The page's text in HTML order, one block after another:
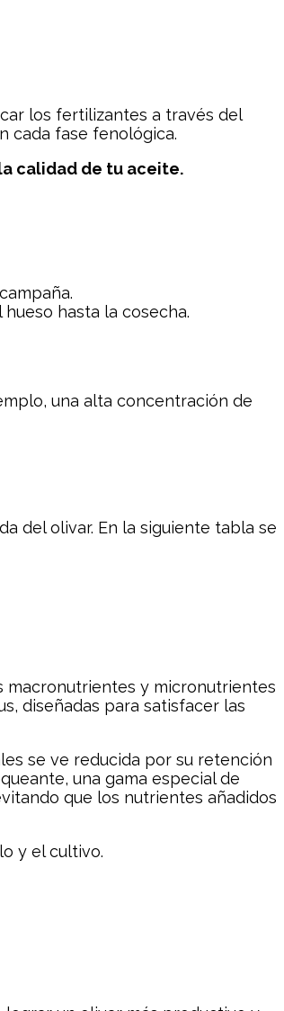
los fertilizantes a través del
cada fase fenológica.
calidad de tu aceite.
hasta la cosecha.
una alta concentración de
del olivar. En la siguiente tabla se
y micronutrientes
diseñadas para satisfacer las
se ve reducida por su retención
una gama especial de
que los nutrientes añadidos
y el cultivo.